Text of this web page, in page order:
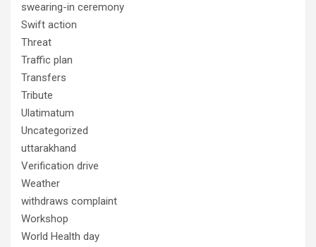
swearing-in ceremony
Swift action
Threat
Traffic plan
Transfers
Tribute
Ulatimatum
Uncategorized
uttarakhand
Verification drive
Weather
withdraws complaint
Workshop
World Health day